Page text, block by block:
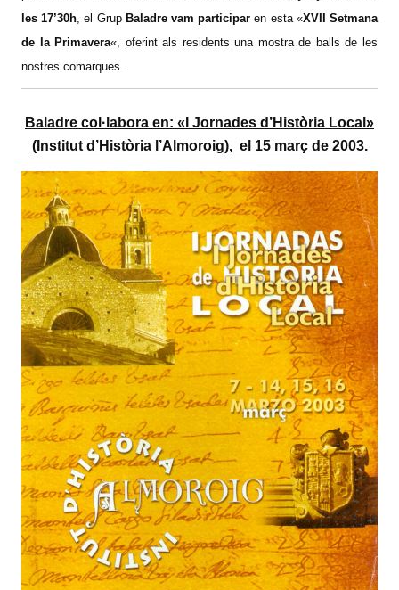
les 17’30h , el Grup Baladre vam participar en esta «XVII Setmana
de la Primavera«, oferint als residents una mostra de balls de les
nostres comarques.
Baladre col·labora en: «I Jornades d’Història Local»
(Institut d’Història l’Almoroig), el 15 març de 2003.